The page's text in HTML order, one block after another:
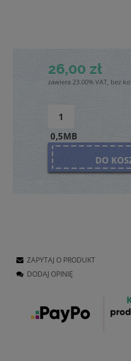
Cena nie zawiera
26,00 zł
zawiera 23.00% VAT, bez
0,5MB
DO
ZAPYTAJ O PRODUKT
DODAJ OPINIĘ